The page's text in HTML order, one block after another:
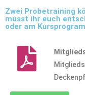
Zwei Probetraining
musst ihr euch
oder am